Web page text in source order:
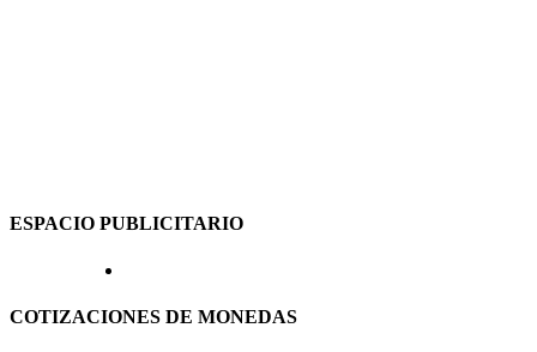
ESPACIO PUBLICITARIO
COTIZACIONES DE MONEDAS